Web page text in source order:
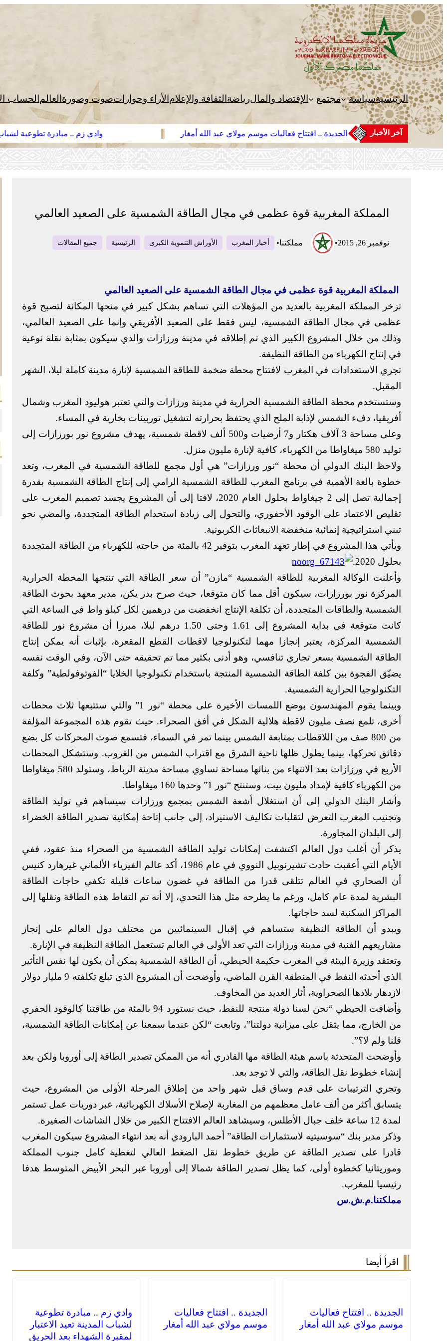
تخطى
إلى
المحتوى
الرئيسيةسياسة مجتمع الإقتصاد والمالرياضة الثقافة والإعلام الأراء وحواراتصوت وصورة العالم الحساب
آخر الأخبار
الجديدة .. افتتاح فعاليات موسم مولاي عبد الله أمغار
وادي زم .. مبادرة تطوعية لشباب المدينة تعيد
بعد الحريق
المملكة المغربية قوة عظمى في مجال الطاقة الشمسية على الصعيد العالمي
نوفمبر 26, 2015 • مملكتنا• أخبار المغرب الأوراش التنموية الكبرى الرئيسية جميع المقالات
المملكة المغربية قوة عظمى في مجال الطاقة الشمسية على الصعيد العالمي
تزخر المملكة المغربية بالعديد من المؤهلات التي تساهم بشكل كبير في منحها المكانة لتصبح قوة
عظمى في مجال الطاقة الشمسية، ليس فقط على الصعيد الأفريقي وإنما على الصعيد العالمي،
وذلك من خلال المشروع الكبير الذي تم إطلاقه في مدينة ورزازات والذي سيكون بمثابة نقلة نوعية
في إنتاج الكهرباء من الطاقة النظيفة.
تجري الاستعدادات في المغرب لافتتاح محطة ضخمة للطاقة الشمسية لإنارة مدينة كاملة ليلا، الشهر
المقبل.
وستستخدم محطة الطاقة الشمسية الحرارية في مدينة ورزازات والتي تعتبر هوليود المغرب وشمال
أفريقيا، دفء الشمس لإذابة الملح الذي يحتفظ بحرارته لتشغيل توربينات بخارية في المساء.
وعلى مساحة 3 آلاف هكتار و7 أرضيات و500 ألف لاقطة شمسية، يهدف مشروع نور بورزازات إلى
توليد 580 ميغاواطا من الكهرباء، كافية لإنارة مليون منزل.
ولاحظ البنك الدولي أن محطة “نور ورزازات” هي أول مجمع للطاقة الشمسية في المغرب، وتعد
خطوة بالغة الأهمية في برنامج المغرب للطاقة الشمسية الرامي إلى إنتاج الطاقة الشمسية بقدرة
إجمالية تصل إلى 2 جيغاواط بحلول العام 2020، لافتا إلى أن المشروع يجسد تصميم المغرب على
تقليص الاعتماد على الوقود الأحفوري، والتحول إلى زيادة استخدام الطاقة المتجددة، والمضي نحو
تبني استراتيجية إنمائية منخفضة الانبعاثات الكربونية.
ويأتي هذا المشروع في إطار تعهد المغرب بتوفير 42 بالمئة من حاجته للكهرباء من الطاقة المتجددة
بحلول 2020.
وأعلنت الوكالة المغربية للطاقة الشمسية “مازن” أن سعر الطاقة التي تنتجها المحطة الحرارية
المركزة نور بورزازات، سيكون أقل مما كان متوقعا، حيث صرح بدر يكن، مدير معهد بحوث الطاقة
الشمسية والطاقات المتجددة، أن تكلفة الإنتاج انخفضت من درهمين لكل كيلو واط في الساعة التي
كانت متوقعة في بداية المشروع إلى 1.61 وحتى 1.50 درهم ليلا، مبرزا أن مشروع نور للطاقة
الشمسية المركزة، يعتبر إنجازا مهما لتكنولوجيا لاقطات القطع المقعرة، بإثبات أنه يمكن إنتاج
الطاقة الشمسية بسعر تجاري تنافسي، وهو أدنى بكثير مما تم تحقيقه حتى الآن، وفي الوقت نفسه
يضيّق الفجوة بين كلفة الطاقة الشمسية المنتجة باستخدام تكنولوجيا الخلايا “الفوتوفولطية” وكلفة
التكنولوجيا الحرارية الشمسية.
وبينما يقوم المهندسون بوضع اللمسات الأخيرة على محطة “نور 1” والتي ستتبعها ثلاث محطات
أخرى، تلمع نصف مليون لاقطة هلالية الشكل في أفق الصحراء. حيث تقوم هذه المجموعة المؤلفة
من 800 صف من اللاقطات بمتابعة الشمس بينما تمر في السماء، فتسمع صوت المحركات كل بضع
دقائق تحركها، بينما يطول ظلها ناحية الشرق مع اقتراب الشمس من الغروب. وستشكل المحطات
الأربع في ورزازات بعد الانتهاء من بنائها مساحة تساوي مساحة مدينة الرباط، وستولد 580 ميغاواطا
من الكهرباء كافية لإمداد مليون بيت، وستنتج “نور 1” وحدها 160 ميغاواطا.
وأشار البنك الدولي إلى أن استغلال أشعة الشمس بمجمع ورزازات سيساهم في توليد الطاقة
وتجنيب المغرب التعرض لتقلبات تكاليف الاستيراد، إلى جانب إتاحة إمكانية تصدير الطاقة الخضراء
إلى البلدان المجاورة.
يذكر أن أغلب دول العالم اكتشفت إمكانات توليد الطاقة الشمسية من الصحراء منذ عقود، ففي
الأيام التي أعقبت حادث تشيرنوبيل النووي في عام 1986، أكد عالم الفيزياء الألماني غيرهارد كنيس
أن الصحاري في العالم تتلقى قدرا من الطاقة في غضون ساعات قليلة تكفي حاجات الطاقة
البشرية لمدة عام كامل، ورغم ما يطرحه مثل هذا التحدي، إلا أنه تم التقاط هذه الطاقة ونقلها إلى
المراكز السكنية لسد حاجاتها.
ويبدو أن الطاقة النظيفة ستساهم في إقبال السينمائيين من مختلف دول العالم على إنجاز
مشاريعهم الفنية في مدينة ورزازات التي تعد الأولى في العالم تستعمل الطاقة النظيفة في الإنارة.
وتعتقد وزيرة البيئة في المغرب حكيمة الحيطي، أن الطاقة الشمسية يمكن أن يكون لها نفس التأثير
الذي أحدثه النفط في المنطقة القرن الماضي، وأوضحت أن المشروع الذي تبلغ تكلفته 9 مليار دولار
لازدهار بلادها الصحراوية، أثار العديد من المخاوف.
وأضافت الحيطي “نحن لسنا دولة منتجة للنفط، حيث نستورد 94 بالمئة من طاقتنا كالوقود الحفري
من الخارج، مما يثقل على ميزانية دولتنا”، وتابعت “لكن عندما سمعنا عن إمكانات الطاقة الشمسية،
قلنا ولم لا؟”.
وأوضحت المتحدثة باسم هيئة الطاقة مها القادري أنه من الممكن تصدير الطاقة إلى أوروبا ولكن بعد
إنشاء خطوط نقل الطاقة، والتي لا توجد بعد.
وتجري الترتيبات على قدم وساق قبل شهر واحد من إطلاق المرحلة الأولى من المشروع، حيث
يتسابق أكثر من ألف عامل معظمهم من المغاربة لإصلاح الأسلاك الكهربائية، عبر دوريات عمل تستمر
لمدة 12 ساعة خلف جبال الأطلس، وسيشاهد العالم الافتتاح الكبير من خلال الشاشات الصغيرة.
وذكر مدير بنك “سوسيتيه لاستثمارات الطاقة” أحمد البارودي أنه بعد انتهاء المشروع سيكون المغرب
قادرا على تصدير الطاقة عن طريق خطوط نقل الضغط العالي لتغطية كامل جنوب المملكة
وموريتانيا كخطوة أولى، كما يظل تصدير الطاقة شمالا إلى أوروبا عبر البحر الأبيض المتوسط هدفا
رئيسيا للمغرب.
مملكتنا.م.ش.س
اقرأ أيضا
الجديدة .. افتتاح فعاليات
موسم مولاي عبد الله أمغار
الجديدة .. افتتاح فعاليات
موسم مولاي عبد الله أمغار
وادي زم .. مبادرة تطوعية
لشباب المدينة تعيد الاعتبار
لمقبرة الشهداء بعد الحريق